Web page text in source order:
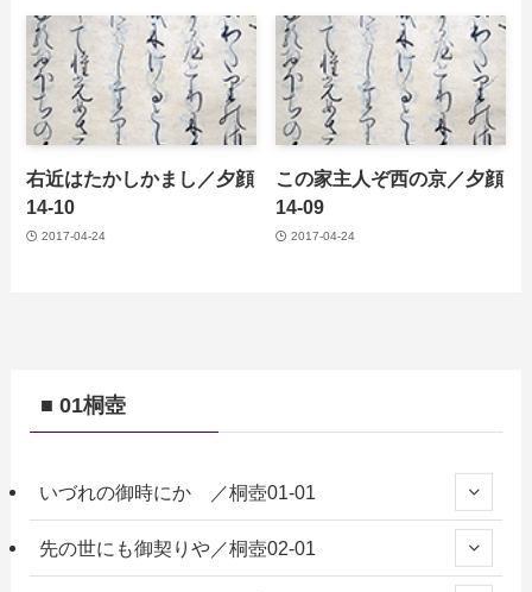
右近はたかしかまし／夕顔
14-10
2017-04-24
この家主人ぞ西の京／夕顔
14-09
2017-04-24
■ 01桐壺
いづれの御時にか ／桐壺01-01
先の世にも御契りや／桐壺02-01